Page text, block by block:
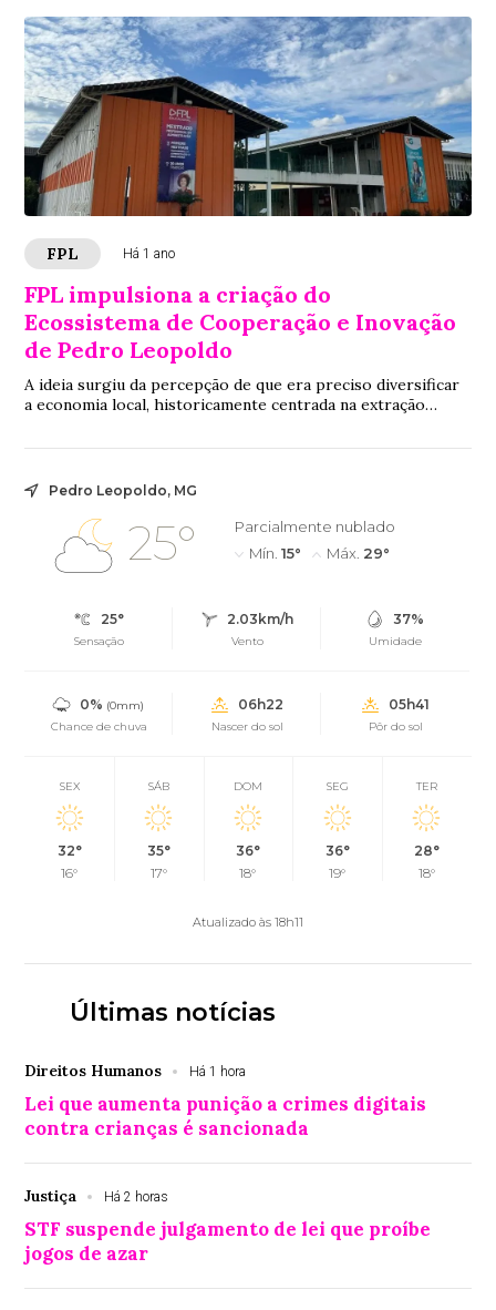
FPL Há 1 ano
FPL impulsiona a criação do
Ecossistema de Cooperação e Inovação
de Pedro Leopoldo
A ideia surgiu da percepção de que era preciso diversificar
a economia local, historicamente centrada na extração
trabalho em setores estratégicos
Pedro Leopoldo, MG
25°
Parcialmente nublado
Mín. 15° Máx. 29°
25°
Sensação
2.03km/h
Vento
37%
Umidade
0% (0mm)
Chance de chuva
06h22
Nascer do sol
05h41
Pôr do sol
SEX
32°
16°
SÁB
35°
17°
DOM
36°
18°
SEG
36°
19°
TER
28°
18°
Atualizado às 18h11
Últimas notícias
Direitos Humanos Há 1 hora
Lei que aumenta punição a crimes digitais
contra crianças é sancionada
Justiça Há 2 horas
STF suspende julgamento de lei que proíbe
jogos de azar